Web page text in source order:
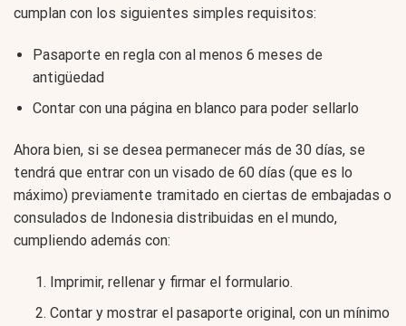
cumplan con los siguientes simples requisitos:
Pasaporte en regla con al menos 6 meses de
antigüedad
Contar con una página en blanco para poder sellarlo
Ahora bien, si se desea permanecer más de 30 días, se
tendrá que entrar con un visado de 60 días (que es lo
máximo) previamente tramitado en ciertas de embajadas o
consulados de Indonesia distribuidas en el mundo,
cumpliendo además con:
Imprimir, rellenar y firmar el formulario.
Contar y mostrar el pasaporte original, con un mínimo